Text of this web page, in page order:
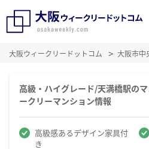
大阪ウィークリードットコム 大阪市中
高級・ハイグレード/天満橋駅の
ークリーマンション情報
高級感あるデザイン家具付
き